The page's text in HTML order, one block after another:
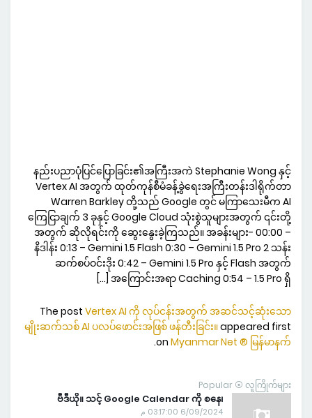
နည်းပညာပုံပြင်ပြောခြင်း၏အကြီးအကဲ Stephanie Wong နှင့်
Vertex AI အတွက် ထုတ်ကုန်စီမံခန့်ခွဲရေးအကြီးတန်းဒါရိုက်တာ
Warren Barkley တို့သည် Google တွင် မကြာသေးမီက AI
ကြေငြာချက် 3 ခုနှင့် Google Cloud သုံးစွဲသူများအတွက် ၎င်းတို့
အတွက် ဆိုလိုရင်းကို ဆွေးနွေးခဲ့ကြသည်။ အခန်းများ- 00:00 –
နိဒါန်း 0:13 – Gemini 1.5 Flash 0:30 – Gemini 1.5 Pro 2 သန်း
ဆက်စပ်ဝင်းဒိုး 0:42 – Gemini 1.5 Pro နှင့် Flash အတွက်
အကြောင်းအရာ Caching 0:54 – 1.5 Pro ရှိ […]
The post Vertex AI ကို လုပ်ငန်းအတွက် အဆင်သင့်ဆုံးသော
မျိုးဆက်သစ် AI ပလပ်ဖောင်းအဖြစ် ဖန်တီးခြင်း။appeared first
on Myanmar Net ® မြန်မာနက်
.
Popular ⦿ လူကြိုက်များ
ဗီဒီယို။ သင့် Google Calendar ကို စနေ၊
6/09/2024 03:17:00 م